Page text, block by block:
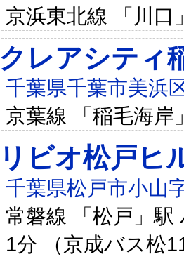
京浜東北線 「川口
クレアシティ
千葉県千葉市美浜
京葉線 「稲毛海岸
リビオ松戸ヒ
千葉県松戸市小山
常磐線 「松戸」
1分 （京成バス松